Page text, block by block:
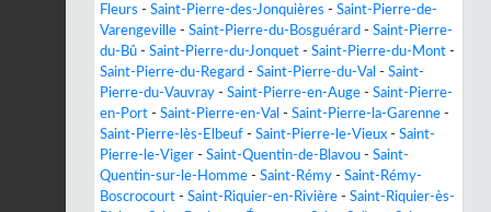
Fleurs - Saint-Pierre-des-Jonquières - Saint-Pierre-de-
Varengeville - Saint-Pierre-du-Bosguérard - Saint-Pierre-
du-Bû - Saint-Pierre-du-Jonquet - Saint-Pierre-du-Mont -
Saint-Pierre-du-Regard - Saint-Pierre-du-Val - Saint-
Pierre-du-Vauvray - Saint-Pierre-en-Auge - Saint-Pierre-
en-Port - Saint-Pierre-en-Val - Saint-Pierre-la-Garenne -
Saint-Pierre-lès-Elbeuf - Saint-Pierre-le-Vieux - Saint-
Pierre-le-Viger - Saint-Quentin-de-Blavou - Saint-
Quentin-sur-le-Homme - Saint-Rémy - Saint-Rémy-
Boscrocourt - Saint-Riquier-en-Rivière - Saint-Riquier-ès-